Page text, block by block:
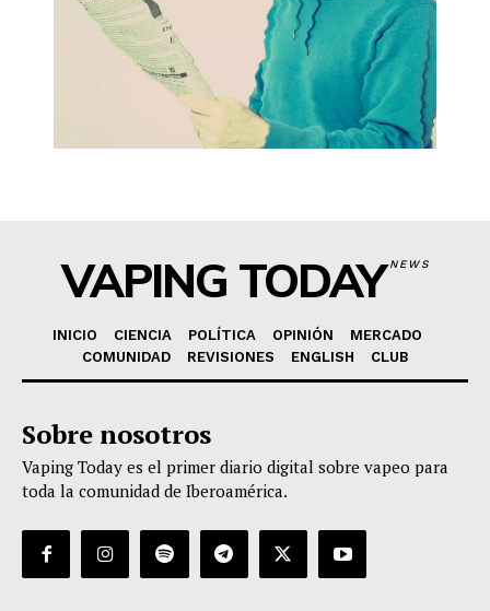
VAPING TODAYNEWS
INICIO CIENCIA POLÍTICA OPINIÓN
MERCADO
COMUNIDAD
REVISIONES ENGLISH CLUB
Sobre nosotros
Vaping Today es el primer diario digital sobre vapeo para
toda la comunidad de Iberoamérica.